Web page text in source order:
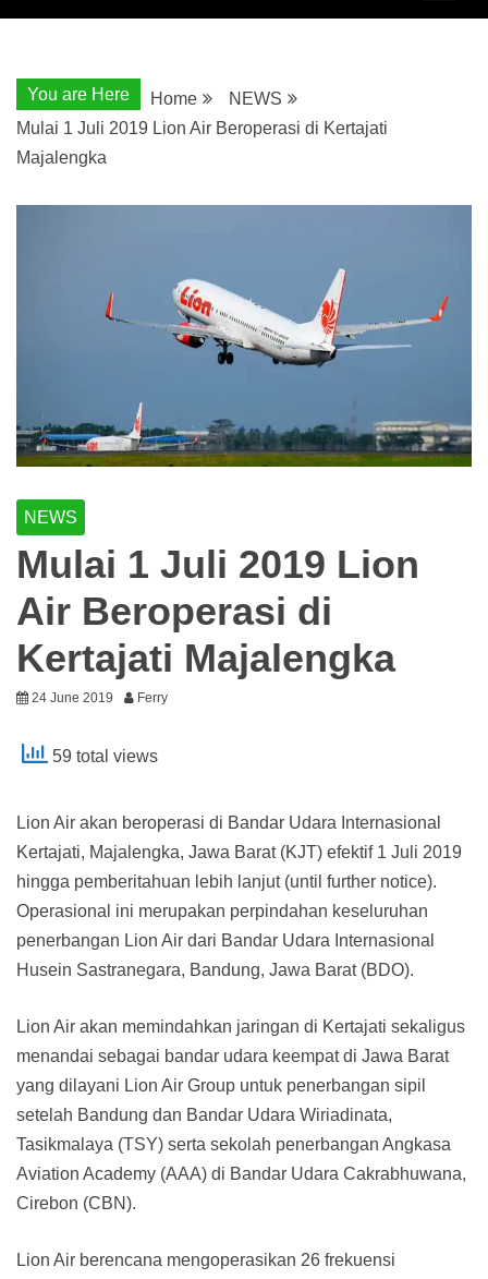
You are Here Home
NEWS
Mulai 1 Juli 2019 Lion Air Beroperasi di Kertajati
Majalengka
NEWS
Mulai 1 Juli 2019 Lion
Air Beroperasi di
Kertajati Majalengka
24 June 2019 Ferry
59 total views
Lion Air akan beroperasi di Bandar Udara Internasional
Kertajati, Majalengka, Jawa Barat (KJT) efektif 1 Juli 2019
hingga pemberitahuan lebih lanjut (until further notice).
Operasional ini merupakan perpindahan keseluruhan
penerbangan Lion Air dari Bandar Udara Internasional
Husein Sastranegara, Bandung, Jawa Barat (BDO).
Lion Air akan memindahkan jaringan di Kertajati sekaligus
menandai sebagai bandar udara keempat di Jawa Barat
yang dilayani Lion Air Group untuk penerbangan sipil
setelah Bandung dan Bandar Udara Wiriadinata,
Tasikmalaya (TSY) serta sekolah penerbangan Angkasa
Aviation Academy (AAA) di Bandar Udara Cakrabhuwana,
Cirebon (CBN).
Lion Air berencana mengoperasikan 26 frekuensi